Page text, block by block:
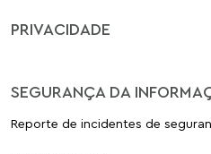
PRIVACIDADE
SEGURANÇA DA
Reporte de incidentes de